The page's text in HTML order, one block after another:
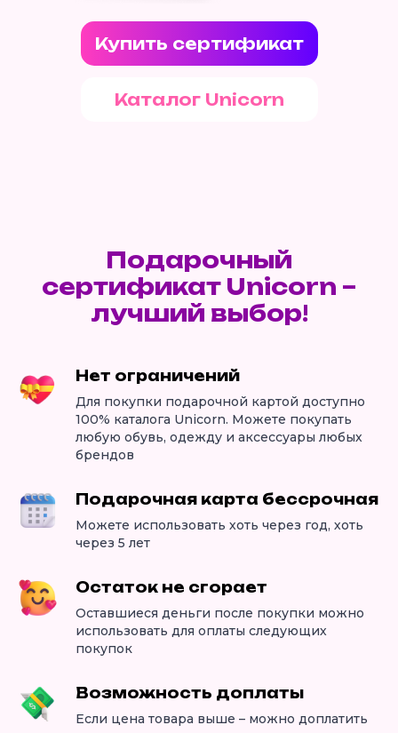
Купить сертификат
Каталог Unicorn
Подарочный
сертификат Unicorn –
лучший выбор!
Нет ограничений
Для покупки подарочной картой доступно
100% каталога Unicorn. Можете покупать
любую обувь, одежду и аксессуары любых
брендов
Подарочная карта бессрочная
Можете использовать хоть через год, хоть
через 5 лет
Остаток не сгорает
Оставшиеся деньги после покупки можно
использовать для оплаты следующих
покупок
Возможность доплаты
Если цена товара выше – можно доплатить